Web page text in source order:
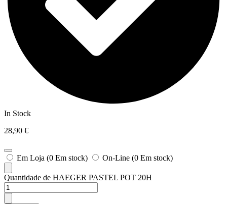
In Stock
28,90 €
Em Loja (0 Em stock) On-Line (0 Em stock)
Quantidade de HAEGER PASTEL POT 20H